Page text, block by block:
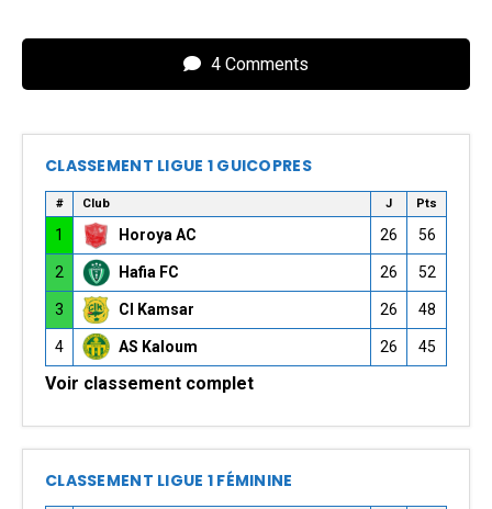
4 Comments
CLASSEMENT LIGUE 1 GUICOPRES
# Club J Pts
1 Horoya AC 26 56
2 Hafia FC 26 52
3 CI Kamsar 26 48
4 AS Kaloum 26 45
Voir classement complet
CLASSEMENT LIGUE 1 FÉMININE